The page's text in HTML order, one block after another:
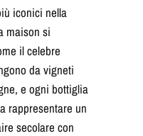
iconici nella
maison si
il celebre
da vigneti
e ogni bottiglia
rappresentare un
secolare con